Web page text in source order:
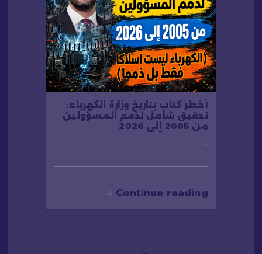
أخطر كتاب بتاريخ وزارة الكهرباء:
تدقيق شامل لذمم المسؤولين
من 2005 إلى 2026
Continue reading